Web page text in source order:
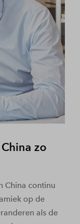
zo
China continu
op de
als de